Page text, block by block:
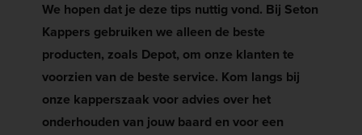
We hopen dat je deze tips nuttig vond. Bij Seton
Kappers gebruiken we alleen de beste
producten, zoals Depot, om onze klanten te
voorzien van de beste service. Kom langs bij
onze kapperszaak voor advies over het
onderhouden van jouw baard en voor een